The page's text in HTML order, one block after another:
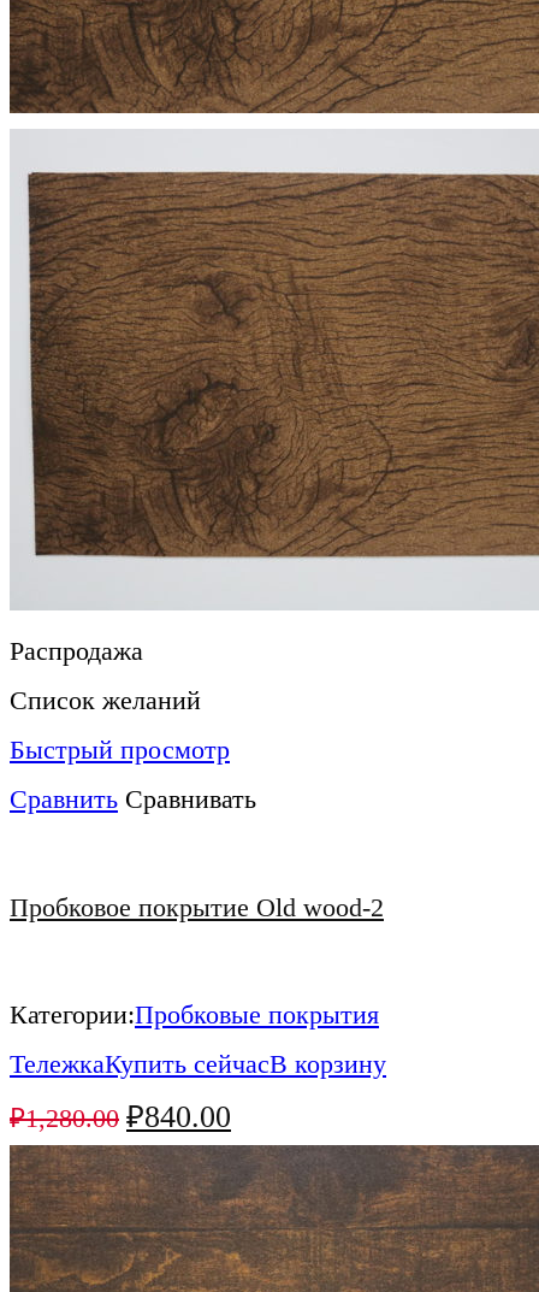
Распродажа
Список желаний
Быстрый просмотр
Сравнить Сравнивать
Пробковое покрытие Old wood-2
Категории:Пробковые покрытия
ТележкаКупить сейчасВ корзину
₽1,280.00 ₽840.00